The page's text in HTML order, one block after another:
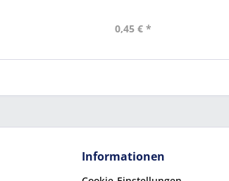
0,45 € *
Informationen